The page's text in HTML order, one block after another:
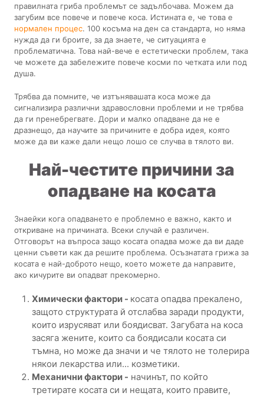
правилната гриба проблемът се задълбочава. Можем да
загубим все повече и повече коса. Истината е, че това е
нормален процес. 100 косъма на ден са стандарта, но няма
нужда да ги броите, за да знаете, че ситуацията е
проблематична. Това най-вече е естетически проблем, така
че можете да забележите повече косми по четката или под
душа.
Трябва да помните, че изтънявашата коса може да
сигнализира различни здравословни проблеми и не трябва
да ги пренебрегвате. Дори и малко опадване да не е
дразнещо, да научите за причините е добра идея, която
може да ви каже дали нещо лошо се случва в тялото ви.
Най-честите причини за
опадване на косата
Знаейки кога опадването е проблемно е важно, както и
откриване на причината. Всеки случай е различен.
Отговорът на въпроса защо косата опадва може да ви даде
ценни съвети как да решите проблема. Осъзнатата грижа за
косата е най-доброто нещо, което можете да направите,
ако кичурите ви опадват прекомерно.
Химически фактори - косата опадва прекалено,
защото структурата й отслабва заради продукти,
които изрусяват или боядисват. Загубата на коса
засяга жените, които са боядисали косата си
тъмна, но може да значи и че тялото не толерира
някои лекарства или... козметики.
Механични фактори - начинът, по който
третирате косата си и нещата, които правите,